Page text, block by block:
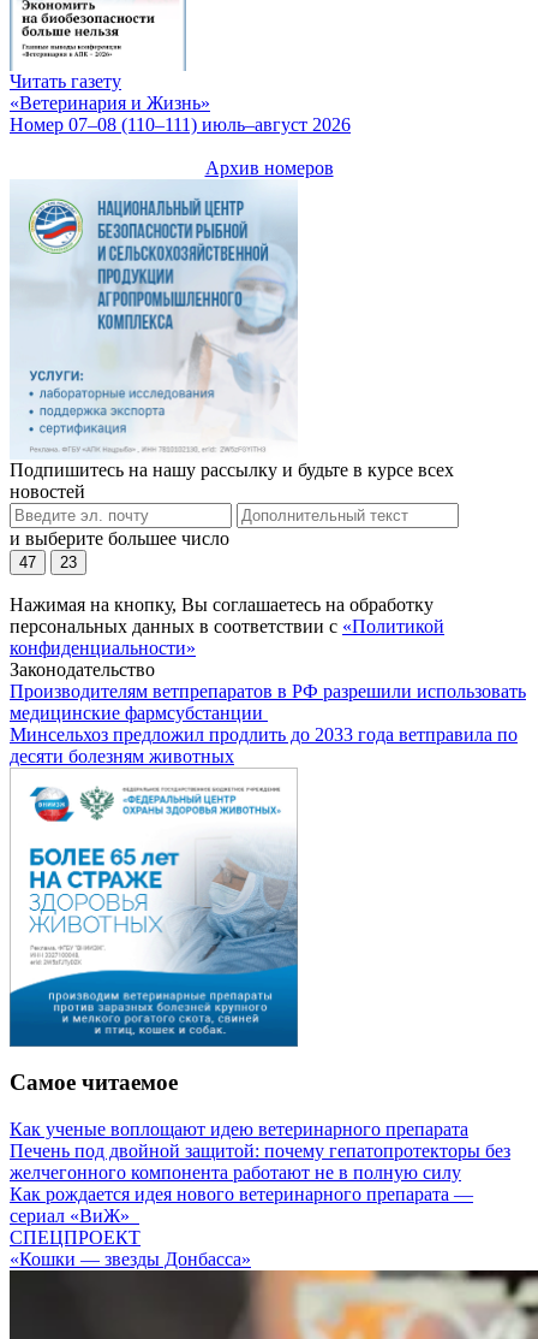
Читать газету
«Ветеринария и Жизнь»
Номер 07–08 (110–111) июль–август 2026
Архив номеров
Подпишитесь на нашу рассылку и будьте в курсе всех
новостей
и выберите большее число
47 23
Нажимая на кнопку, Вы соглашаетесь на обработку
персональных данных в соответствии с «Политикой
конфиденциальности»
Законодательство
Производителям ветпрепаратов в РФ разрешили использовать
медицинские фармсубстанции
Минсельхоз предложил продлить до 2033 года ветправила по
десяти болезням животных
Самое читаемое
Как ученые воплощают идею ветеринарного препарата
Печень под двойной защитой: почему гепатопротекторы без
желчегонного компонента работают не в полную силу
Как рождается идея нового ветеринарного препарата —
сериал «ВиЖ»
СПЕЦПРОЕКТ
«Кошки — звезды Донбасса»